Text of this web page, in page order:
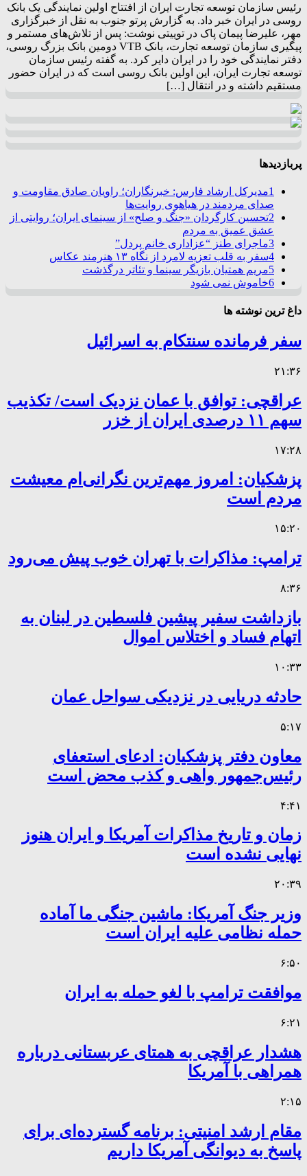
رئیس سازمان توسعه تجارت ایران از افتتاح اولین نمایندگی یک بانک
روسی در ایران خبر داد. به گزارش پرتو جنوب به نقل از خبرگزاری
مهر، علیرضا پیمان پاک در توییتی نوشت: پس از تلاش‌های مستمر و
پیگیری سازمان توسعه تجارت، بانک VTB دومین بانک بزرگ روسی،
دفتر نمایندگی خود را در ایران دایر کرد. به گفته رئیس سازمان
توسعه تجارت ایران، این اولین بانک روسی است که در ایران حضور
مستقیم داشته و در انتقال […]
پربازدیدها
1مدیرکل ارشاد فارس: خبرنگاران؛ راویان صادق مقاومت و
صدای مردمند در هیاهوی روایت‌ها
2تحسین کارگردان «جنگ و صلح» از سینمای ایران؛ روایتی از
عشق عمیق به مردم
3ماجرای طنز “عزاداری خانم پردل”
4سفر به قلب تعزیه لامرد از نگاه ۱۳ هنرمند عکاس
5مریم همتیان بازیگر سینما و تئاتر درگذشت
6خاموش نمی شود
داغ ترین نوشته ها
سفر فرمانده سنتکام به اسرائیل
۲۱:۳۶
عراقچی: توافق با عمان نزدیک است/ تکذیب
سهم ۱۱ درصدی ایران از خزر
۱۷:۲۸
پزشکیان: امروز مهم‌ترین نگرانی‌ام معیشت
مردم است
۱۵:۲۰
ترامپ: مذاکرات با تهران خوب پیش می‌رود
۸:۳۶
بازداشت سفیر پیشین فلسطین در لبنان به
اتهام فساد و اختلاس اموال
۱۰:۳۳
حادثه دریایی در نزدیکی سواحل عمان
۵:۱۷
معاون دفتر پزشکیان: ادعای استعفای
رئیس‌جمهور واهی و کذب محض است
۴:۴۱
زمان و تاریخ مذاکرات آمریکا و ایران هنوز
نهایی نشده است
۲۰:۳۹
وزیر جنگ آمریکا: ماشین جنگی ما آماده
حمله نظامی علیه ایران است
۶:۵۰
موافقت ترامپ با لغو حمله به ایران
۶:۲۱
هشدار عراقچی به همتای عربستانی درباره
همراهی با آمریکا
۲:۱۵
مقام ارشد امنیتی: برنامه گسترده‌ای برای
پاسخ به دیوانگی آمریکا داریم